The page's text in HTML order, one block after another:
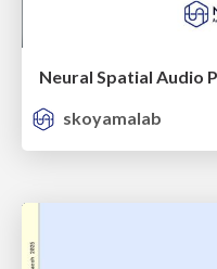
skoyamalab